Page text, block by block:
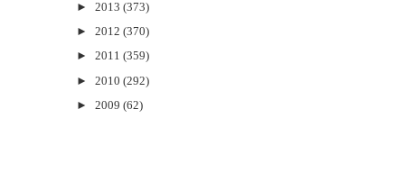
► 2013 (373)
► 2012 (370)
► 2011 (359)
► 2010 (292)
► 2009 (62)